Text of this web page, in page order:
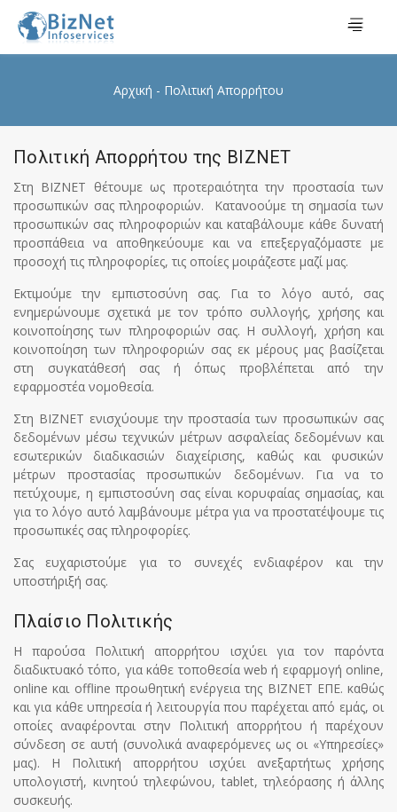
Αρχική Πολιτική Απορρήτου
Πολιτική Απορρήτου της BIZNET
Στη BIZNET θέτουμε ως προτεραιότητα την προστασία των
προσωπικών σας πληροφοριών. Κατανοούμε τη σημασία των
προσωπικών σας πληροφοριών και καταβάλουμε κάθε δυνατή
προσπάθεια να αποθηκεύουμε και να επεξεργαζόμαστε με
προσοχή τις πληροφορίες, τις οποίες μοιράζεστε μαζί μας.
Εκτιμούμε την εμπιστοσύνη σας. Για το λόγο αυτό, σας
ενημερώνουμε σχετικά με τον τρόπο συλλογής, χρήσης και
κοινοποίησης των πληροφοριών σας. Η συλλογή, χρήση και
κοινοποίηση των πληροφοριών σας εκ μέρους μας βασίζεται
στη συγκατάθεσή σας ή όπως προβλέπεται από την
εφαρμοστέα νομοθεσία.
Στη BIZNET ενισχύουμε την προστασία των προσωπικών σας
δεδομένων μέσω τεχνικών μέτρων ασφαλείας δεδομένων και
εσωτερικών διαδικασιών διαχείρισης, καθώς και φυσικών
μέτρων προστασίας προσωπικών δεδομένων. Για να το
πετύχουμε, η εμπιστοσύνη σας είναι κορυφαίας σημασίας, και
για το λόγο αυτό λαμβάνουμε μέτρα για να προστατέψουμε τις
προσωπικές σας πληροφορίες.
Σας ευχαριστούμε για το συνεχές ενδιαφέρον και την
υποστήριξή σας.
Πλαίσιο Πολιτικής
Η παρούσα Πολιτική απορρήτου ισχύει για τον παρόντα
διαδικτυακό τόπο, για κάθε τοποθεσία web ή εφαρμογή online,
online και offline προωθητική ενέργεια της BIZNET ΕΠΕ. καθώς
και για κάθε υπηρεσία ή λειτουργία που παρέχεται από εμάς, οι
οποίες αναφέρονται στην Πολιτική απορρήτου ή παρέχουν
σύνδεση σε αυτή (συνολικά αναφερόμενες ως οι «Υπηρεσίες»
μας). Η Πολιτική απορρήτου ισχύει ανεξαρτήτως χρήσης
υπολογιστή, κινητού τηλεφώνου, tablet, τηλεόρασης ή άλλης
συσκευής.